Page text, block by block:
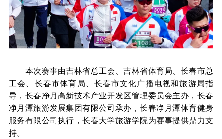
本次赛事由吉林省总工会、吉林省体育局、长春市总
工会、长春市体育局、长春市文化广播电视和旅游局指
导，长春净月高新技术产业开发区管理委员会主办，长春
净月潭旅游发展集团有限公司承办，长春净月潭体育健身
服务有限公司执行，长春大学旅游学院为赛事提供鼎力支
持。